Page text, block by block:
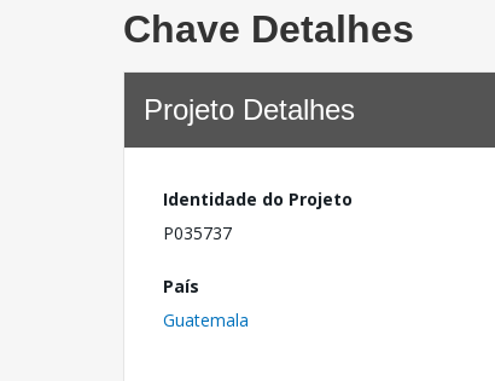
Chave Detalhes
Projeto Detalhes
Identidade do Projeto
P035737
País
Guatemala